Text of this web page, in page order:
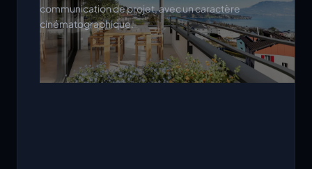
communication de projet, avec un caractère
cinématographique.